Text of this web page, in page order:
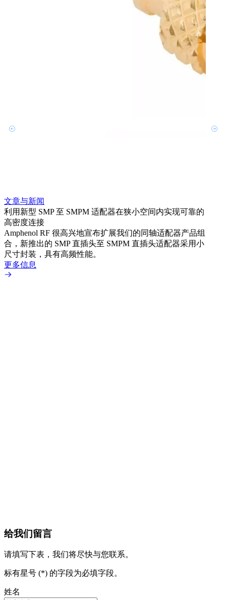
文章与新闻
利用新型 SMP 至 SMPM 适配器在狭小空间内实现可靠的
高密度连接
Amphenol RF 很高兴地宣布扩展我们的同轴适配器产品组
合，新推出的 SMP 直插头至 SMPM 直插头适配器采用小
尺寸封装，具有高频性能。
更多信息
给我们留言
请填写下表，我们将尽快与您联系。
标有星号 (*) 的字段为必填字段。
姓名